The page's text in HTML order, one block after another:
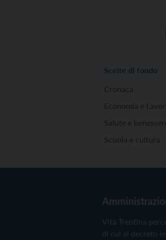
Scelte di fondo
Cronaca
Economia e
Salute e
Scuola e cultura
Vita Trentina
di cui al decreto